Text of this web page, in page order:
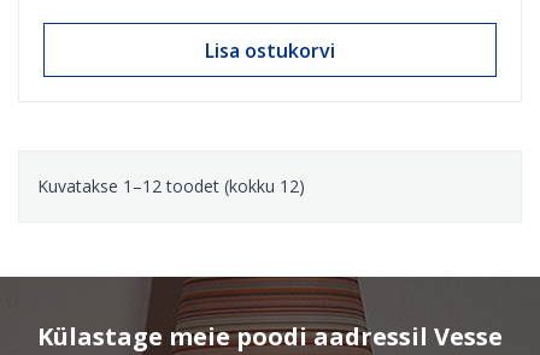
Lisa ostukorvi
Kuvatakse 1–12 toodet (kokku 12)
Külastage meie poodi aadressil Vesse